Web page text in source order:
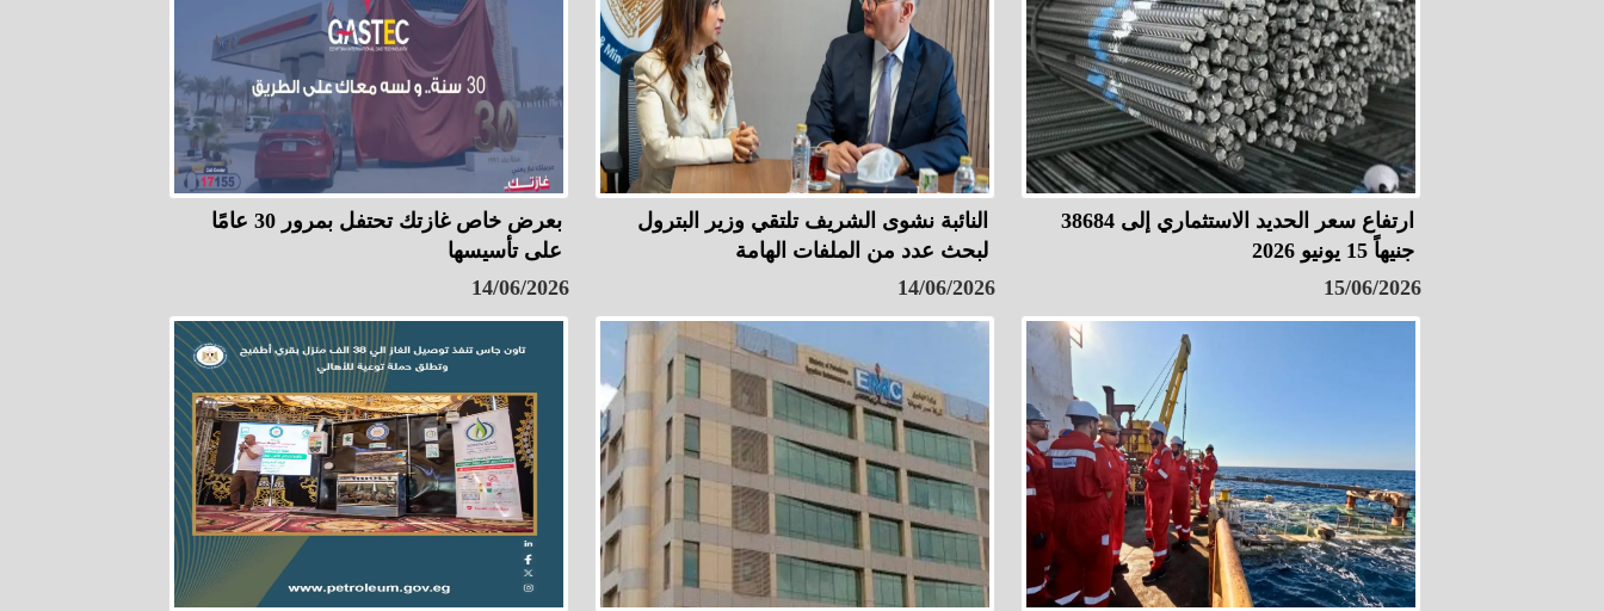
ارتفاع سعر الحديد الاستثماري إلى 38684
جنيهاً 15 يونيو 2026
15/06/2026
النائبة نشوى الشريف تلتقي وزير البترول
لبحث عدد من الملفات الهامة
14/06/2026
بعرض خاص غازتك تحتفل بمرور 30 عامًا
على تأسيسها
14/06/2026